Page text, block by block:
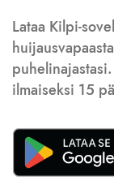
Lataa Kilpi-
ilmaiseksi 15